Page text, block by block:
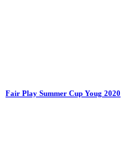
Fair Play Summer Cup Youg 2020